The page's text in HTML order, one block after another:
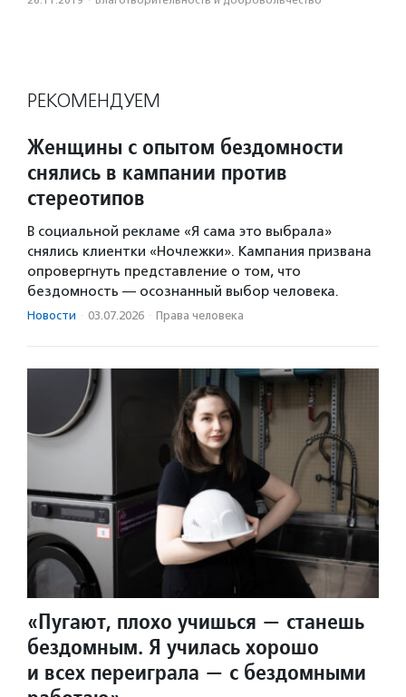
РЕКОМЕНДУЕМ
Женщины с опытом бездомности
снялись в кампании против
стереотипов
В социальной рекламе «Я сама это выбрала»
снялись клиентки «Ночлежки». Кампания призвана
опровергнуть представление о том, что
бездомность — осознанный выбор человека.
Новости · 03.07.2026 · Права человека
«Пугают, плохо учишься — станешь
бездомным. Я училась хорошо
и всех переиграла — с бездомными